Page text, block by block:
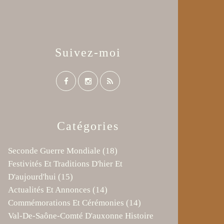
Catégories
Seconde Guerre Mondiale (18)
Festivités Et Traditions D'hier Et
D'aujourd'hui (15)
Actualités Et Annonces (14)
Commémorations Et Cérémonies (14)
Val-De-Saône-Comté D'auxonne Histoire
Suivez-moi